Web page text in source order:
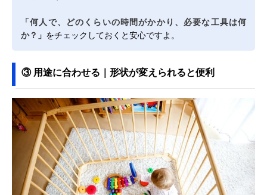
「何人で、どのくらいの時間がかかり、必要な工具は何
か？」 をチェックしておくと安心ですよ。
③ 用途に合わせる｜形状が変えられると便利